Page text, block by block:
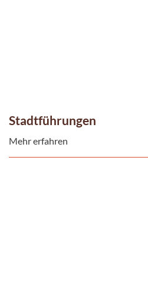
Stadtführungen
Mehr erfahren